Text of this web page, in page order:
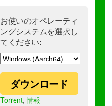
お使いのオペレーティ
ングシステムを選択し
てください:
ダウンロード
Torrent,情報